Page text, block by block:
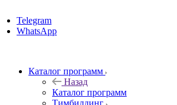
Telegram
WhatsApp
Каталог программ
Назад
Каталог программ
Тимбилдинг